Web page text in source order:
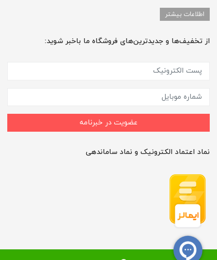
اطلاعات بیشتر
از تخفیف‌ها و جدیدترین‌های فروشگاه ما باخبر شوید:
عضویت در خبرنامه
نماد اعتماد الکترونیک و نماد ساماندهی